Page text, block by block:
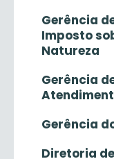
Gerência
Imposto
Natureza
Gerência
Gerência
Diretoria